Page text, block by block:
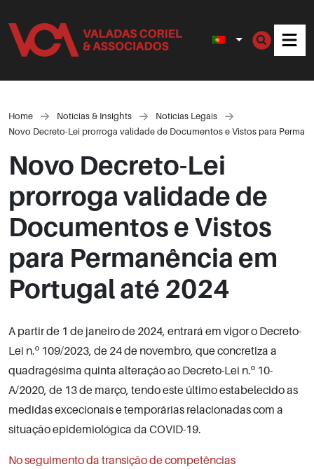
Home Notícias & Insights
Notícias Legais
Novo Decreto-Lei prorroga validade de Documentos e Vistos para
Novo Decreto-Lei
prorroga validade de
Documentos e Vistos
para Permanência em
Portugal até 2024
A partir de 1 de janeiro de 2024, entrará em vigor o Decreto-
Lei n.º 109/2023, de 24 de novembro, que concretiza a
quadragésima quinta alteração ao Decreto-Lei n.º 10-
A/2020, de 13 de março, tendo este último estabelecido as
medidas excecionais e temporárias relacionadas com a
situação epidemiológica da COVID-19.
No seguimento da transição de competências